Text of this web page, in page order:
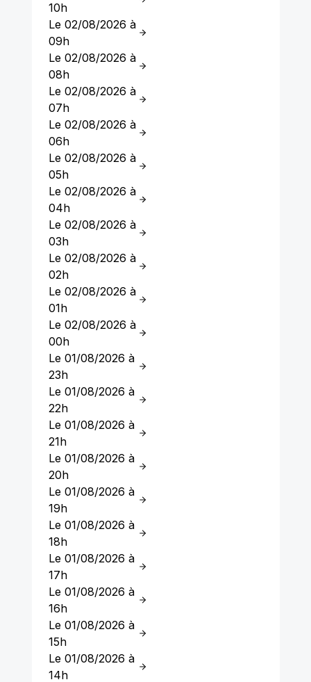
10h
Le 02/08/2026 à
09h
Le 02/08/2026 à
08h
Le 02/08/2026 à
07h
Le 02/08/2026 à
06h
Le 02/08/2026 à
05h
Le 02/08/2026 à
04h
Le 02/08/2026 à
03h
Le 02/08/2026 à
02h
Le 02/08/2026 à
01h
Le 02/08/2026 à
00h
Le 01/08/2026 à
23h
Le 01/08/2026 à
22h
Le 01/08/2026 à
21h
Le 01/08/2026 à
20h
Le 01/08/2026 à
19h
Le 01/08/2026 à
18h
Le 01/08/2026 à
17h
Le 01/08/2026 à
16h
Le 01/08/2026 à
15h
Le 01/08/2026 à
14h